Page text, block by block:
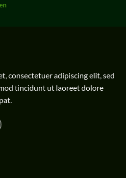
consectetuer adipiscing elit, sed
tincidunt ut laoreet dolore